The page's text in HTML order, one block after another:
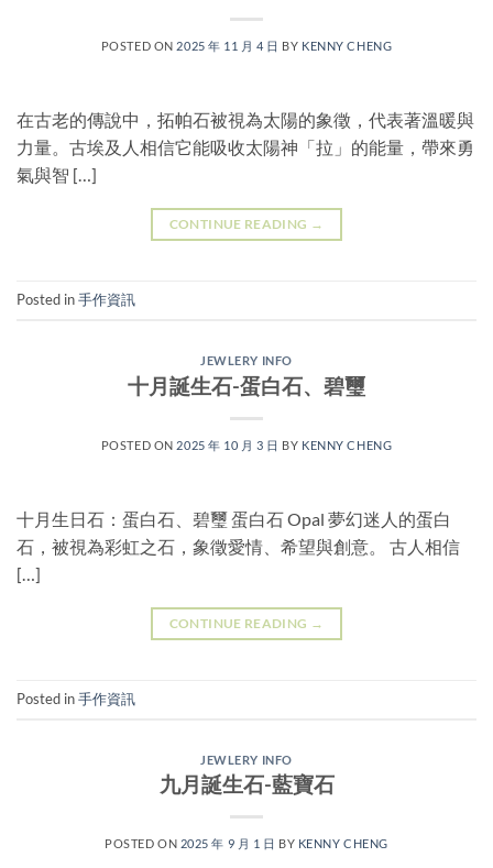
POSTED ON 2025 年 11 月 4 日 BY KENNY CHENG
在古老的傳說中，拓帕石被視為太陽的象徵，代表著溫暖與
力量。古埃及人相信它能吸收太陽神「拉」的能量，帶來勇
氣與智 […]
CONTINUE READING →
Posted in手作資訊
JEWLERY INFO
十月誕生石-蛋白石、碧璽
POSTED ON 2025 年 10 月 3 日 BY KENNY CHENG
十月生日石：蛋白石、碧璽 蛋白石 Opal 夢幻迷人的蛋白
石，被視為彩虹之石，象徵愛情、希望與創意。 古人相信
[…]
CONTINUE READING →
Posted in手作資訊
JEWLERY INFO
九月誕生石-藍寶石
POSTED ON 2025 年 9 月 1 日 BY KENNY CHENG